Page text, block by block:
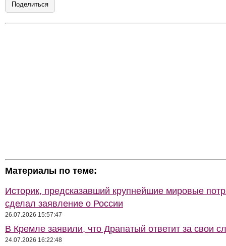
Поделиться
Материалы по теме:
Историк, предсказавший крупнейшие мировые
сделал заявление о России
26.07.2026 15:57:47
В Кремле заявили, что Драпатый ответит за свои
24.07.2026 16:22:48